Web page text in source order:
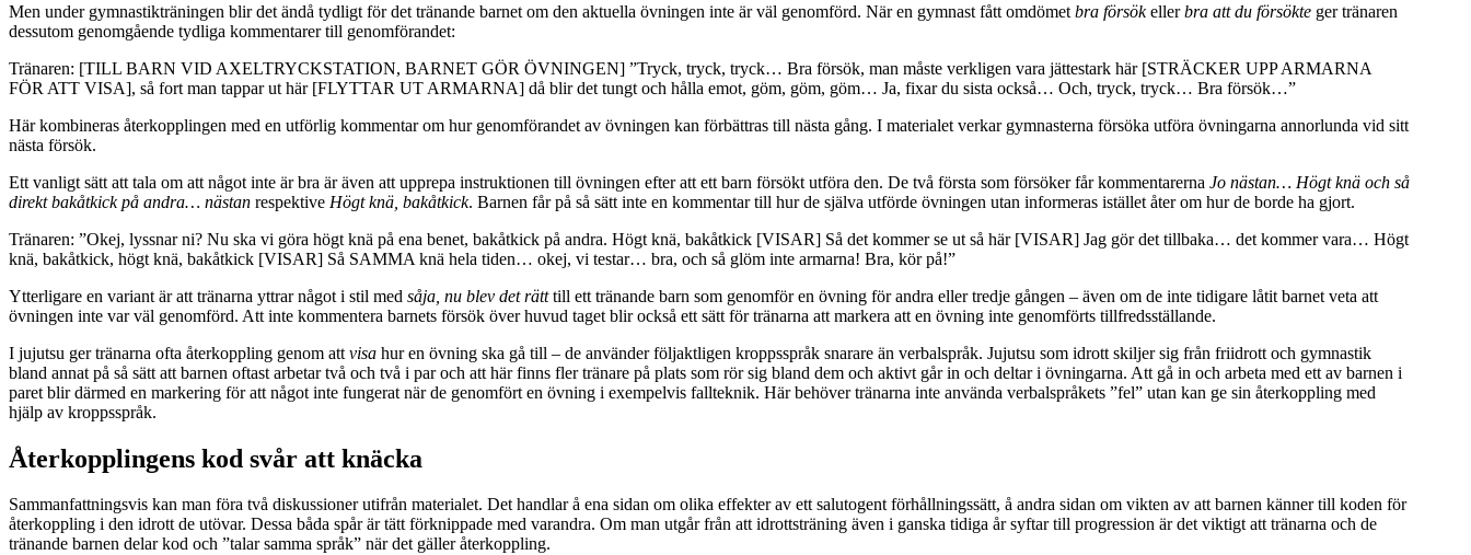
Men under gymnastikträningen blir det ändå tydligt för det tränande barnet om den aktuella övningen inte är väl genomförd. När en gymnast fått omdömet bra försökellerbra att du försökte ger tränaren
dessutom genomgående tydliga kommentarer till genomförandet:
Tränaren: [TILL BARN VID AXELTRYCKSTATION, BARNET GÖR ÖVNINGEN] ”Tryck, tryck, tryck… Bra försök, man måste verkligen vara jättestark här [STRÄCKER UPP ARMARNA
FÖR ATT VISA], så fort man tappar ut här [FLYTTAR UT ARMARNA] då blir det tungt och hålla emot, göm, göm, göm… Ja, fixar du sista också… Och, tryck, tryck… Bra försök…”
Här kombineras återkopplingen med en utförlig kommentar om hur genomförandet av övningen kan förbättras till nästa gång. I materialet verkar gymnasterna försöka utföra övningarna annorlunda vid sitt
nästa försök.
Ett vanligt sätt att tala om att något inte är bra är även att upprepa instruktionen till övningen efter att ett barn försökt utföra den. De två första som försöker får kommentarerna Jo nästan… Högt knä och så
direkt bakåtkick på andra… nästan respektive Högt knä, bakåtkick. Barnen får på så sätt inte en kommentar till hur de själva utförde övningen utan informeras istället åter om hur de borde ha gjort.
Tränaren: ”Okej, lyssnar ni? Nu ska vi göra högt knä på ena benet, bakåtkick på andra. Högt knä, bakåtkick [VISAR] Så det kommer se ut så här [VISAR] Jag gör det tillbaka… det kommer vara… Högt
knä, bakåtkick, högt knä, bakåtkick [VISAR] Så SAMMA knä hela tiden… okej, vi testar… bra, och så glöm inte armarna! Bra, kör på!”
Ytterligare en variant är att tränarna yttrar något i stil med såja, nu blev det rätttill ett tränande barn som genomför en övning för andra eller tredje gången – även om de inte tidigare låtit barnet veta att
övningen inte var väl genomförd. Att inte kommentera barnets försök över huvud taget blir också ett sätt för tränarna att markera att en övning inte genomförts tillfredsställande.
I jujutsu ger tränarna ofta återkoppling genom att visa hur en övning ska gå till – de använder följaktligen kroppsspråk snarare än verbalspråk. Jujutsu som idrott skiljer sig från friidrott och gymnastik
bland annat på så sätt att barnen oftast arbetar två och två i par och att här finns fler tränare på plats som rör sig bland dem och aktivt går in och deltar i övningarna. Att gå in och arbeta med ett av barnen i
paret blir därmed en markering för att något inte fungerat när de genomfört en övning i exempelvis fallteknik. Här behöver tränarna inte använda verbalspråkets ”fel” utan kan ge sin återkoppling med
hjälp av kroppsspråk.
Återkopplingens kod svår att knäcka
Sammanfattningsvis kan man föra två diskussioner utifrån materialet. Det handlar å ena sidan om olika effekter av ett salutogent förhållningssätt, å andra sidan om vikten av att barnen känner till koden för
återkoppling i den idrott de utövar. Dessa båda spår är tätt förknippade med varandra. Om man utgår från att idrottsträning även i ganska tidiga år syftar till progression är det viktigt att tränarna och de
tränande barnen delar kod och ”talar samma språk” när det gäller återkoppling.